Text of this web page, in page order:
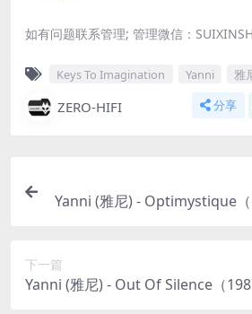
如有问题联系管理; 管理微信：
Keys To Imagination Yanni 雅
ZERO-HIFI 分享
Yanni (雅尼) - Optimystique（
下一篇
Yanni (雅尼) - Out Of Silence（